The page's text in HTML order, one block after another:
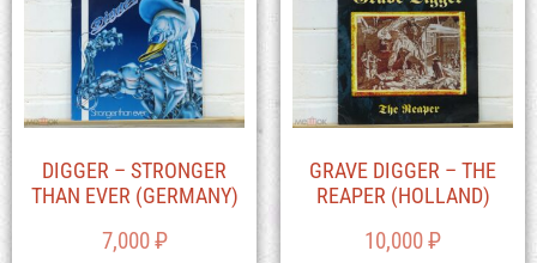
DIGGER – STRONGER
THAN EVER (GERMANY)
7,000₽
GRAVE DIGGER – THE
REAPER (HOLLAND)
10,000₽